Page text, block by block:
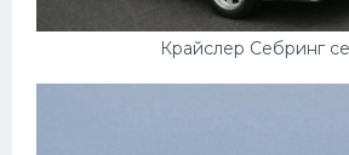
Крайслер Себринг